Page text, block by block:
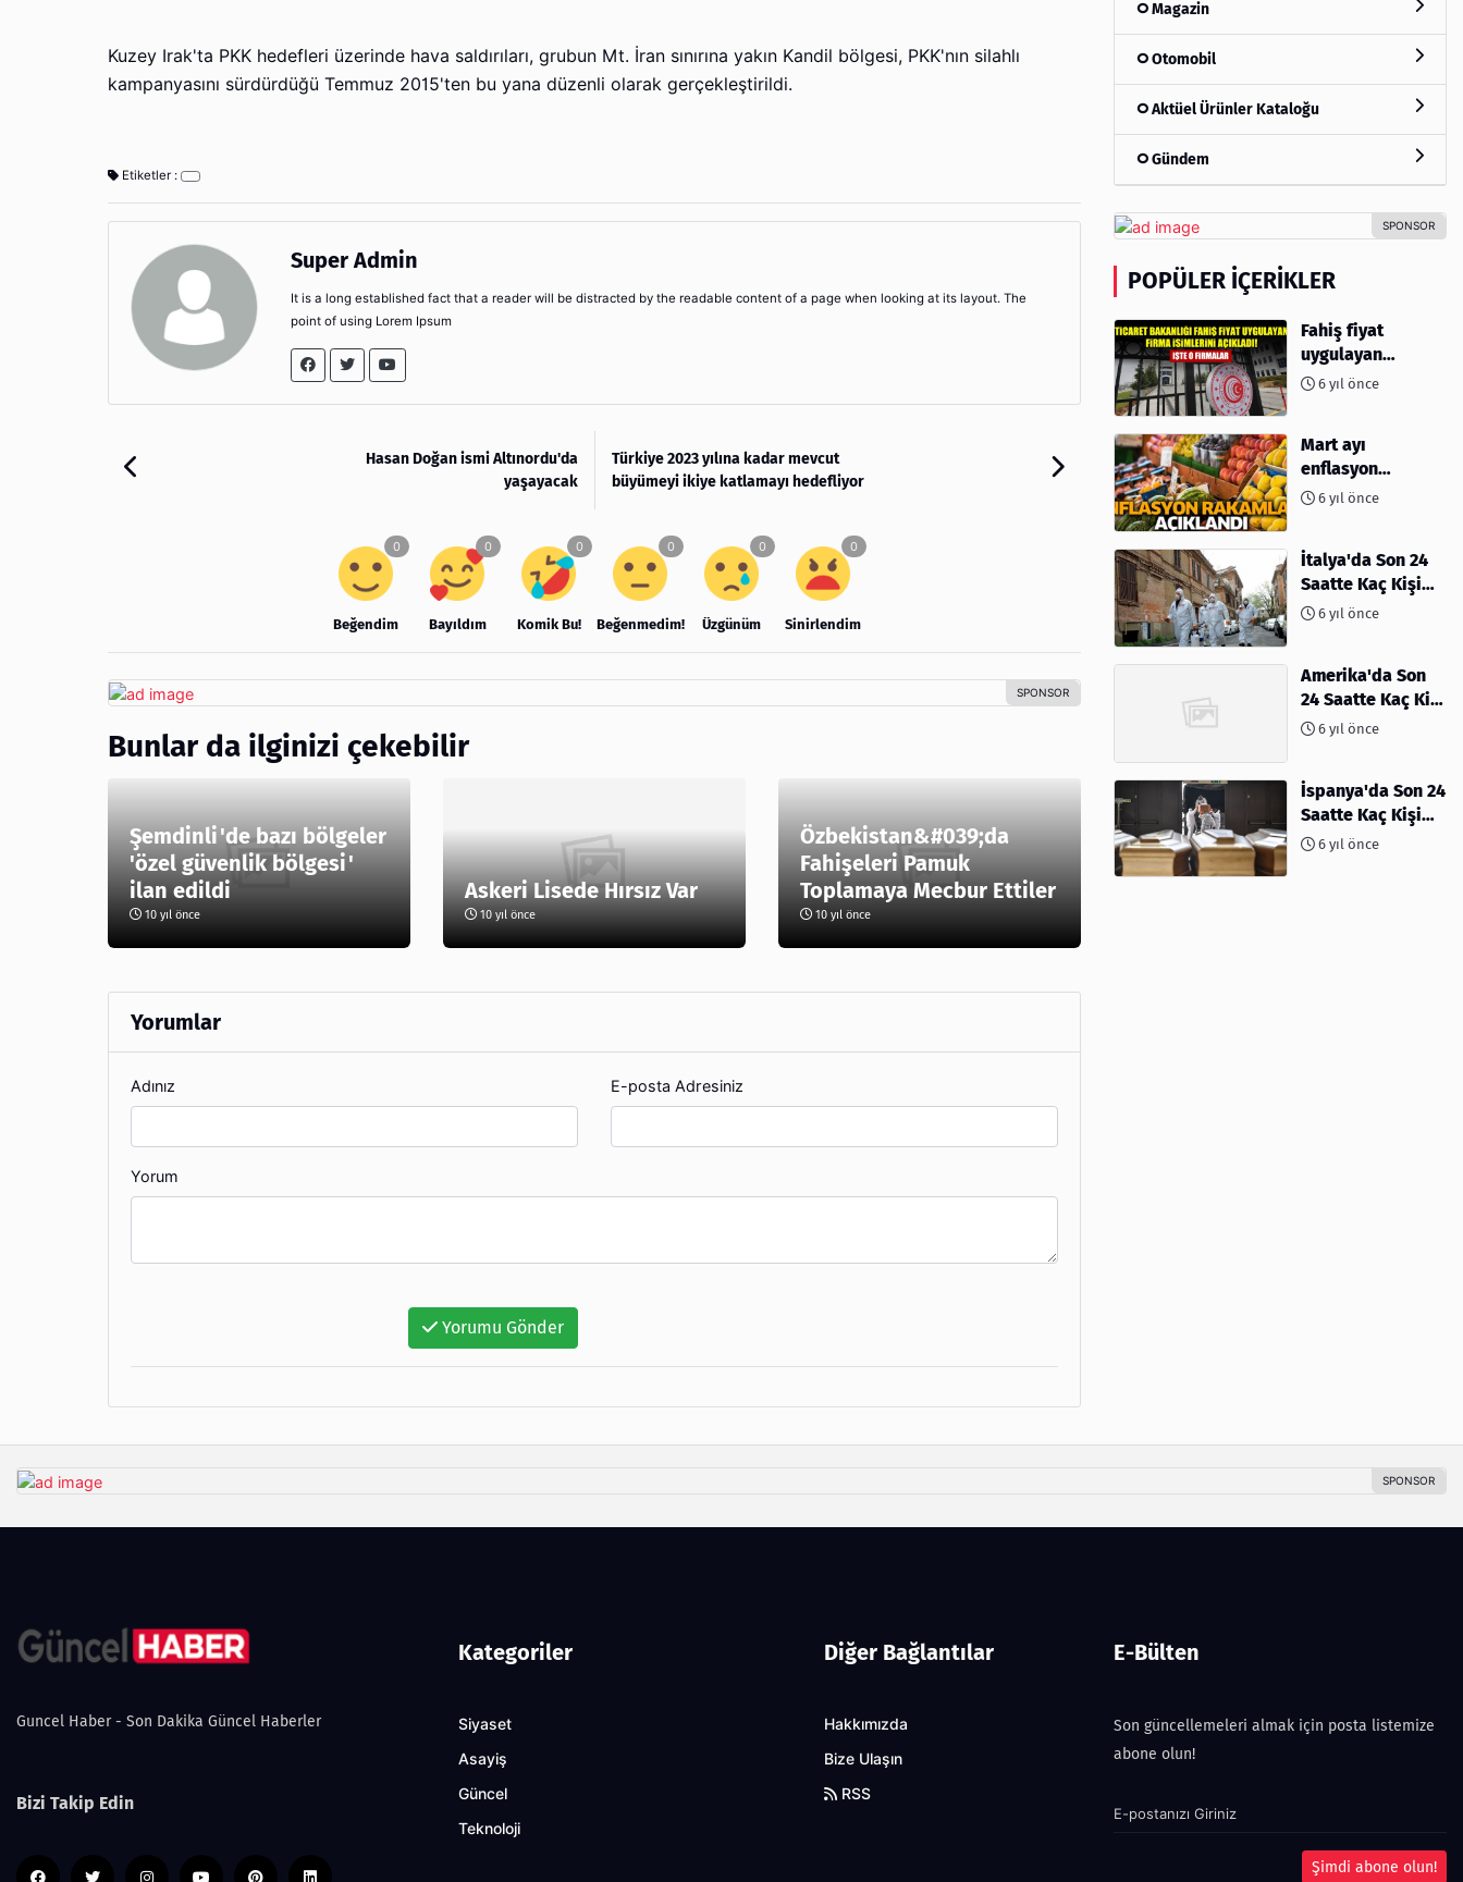
Kuzey Irak'ta PKK hedefleri üzerinde hava saldırıları, grubun Mt. İran sınırına yakın Kandil bölgesi, PKK'nın silahlı
kampanyasını sürdürdüğü Temmuz 2015'ten bu yana düzenli olarak gerçekleştirildi.
Etiketler :
Super Admin
It is a long established fact that a reader will be distracted by the readable content of a page when looking at its layout. The
point of using Lorem Ipsum
Hasan Doğan ismi Altınordu'da
yaşayacak
Türkiye 2023 yılına kadar mevcut
büyümeyi ikiye katlamayı hedefliyor
Beğendim Bayıldım Komik Bu! Beğenmedim! Üzgünüm Sinirlendim
Bunlar da ilginizi çekebilir
Şemdinli'de bazı bölgeler
'özel güvenlik bölgesi'
ilan edildi
10 yıl önce
Askeri Lisede Hırsız Var
10 yıl önce
Özbekistan&#039;da
Fahişeleri Pamuk
Toplamaya Mecbur Ettiler
10 yıl önce
Yorumlar
Adınız E-posta Adresiniz
Yorum
Yorumu Gönder
Magazin
Otomobil
Aktüel Ürünler Kataloğu
Gündem
POPÜLER İÇERIKLER
Fahiş fiyat
uygulayan
firmalar açıklandı
6 yıl önce
Mart ayı
enflasyon
rakamları
6 yıl önce
İtalya'da Son 24
Saatte Kaç Kişi
Öldü6 yıl önce
Amerika'da Son
24 Saatte Kaç Kişi
Öldü - 06 Nisan
6 yıl önce
İspanya'da Son 24
Saatte Kaç Kişi
Öldü6 yıl önce
Guncel Haber - Son Dakika Güncel Haberler
Bizi Takip Edin
Kategoriler
Siyaset
Asayiş
Güncel
Teknoloji
Diğer Bağlantılar
Hakkımızda
Bize Ulaşın
RSS
E-Bülten
Son güncellemeleri almak için posta listemize
abone olun!
Şimdi abone olun!